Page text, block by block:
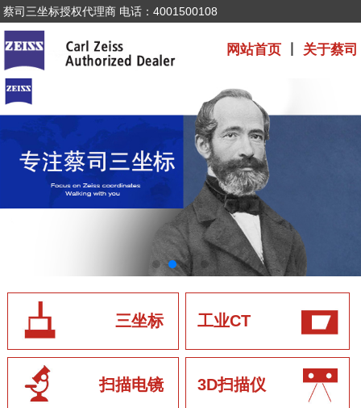
蔡司三坐标授权代理商 电话：4001500108
网站首页丨 关于蔡司
三坐标 工业CT
扫描电镜 3D扫描仪